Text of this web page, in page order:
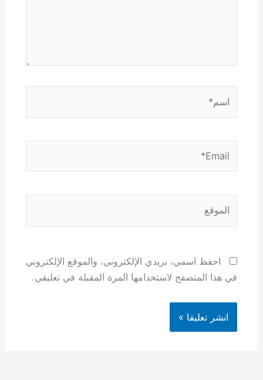
احفظ اسمي، بريدي الإلكتروني، والموقع الإلكتروني
في هذا المتصفح لاستخدامها المرة المقبلة في تعليقي.